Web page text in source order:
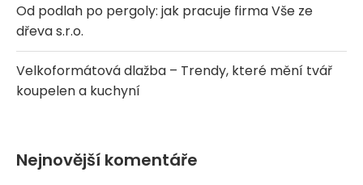
Od podlah po pergoly: jak pracuje firma Vše ze
dřeva s.r.o.
Velkoformátová dlažba – Trendy, které mění tvář
koupelen a kuchyní
Nejnovější komentáře